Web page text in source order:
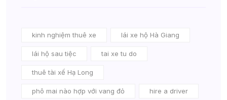
kinh nghiệm thuê xe lái xe hộ Hà Giang
lái hộ sau tiệc tai xe tu do
thuê tài xế Hạ Long
phô mai nào hợp với vang đỏ hire a driver